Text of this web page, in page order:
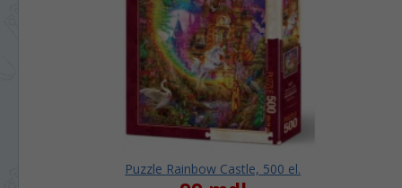
Puzzle Rainbow Castle, 500 el.